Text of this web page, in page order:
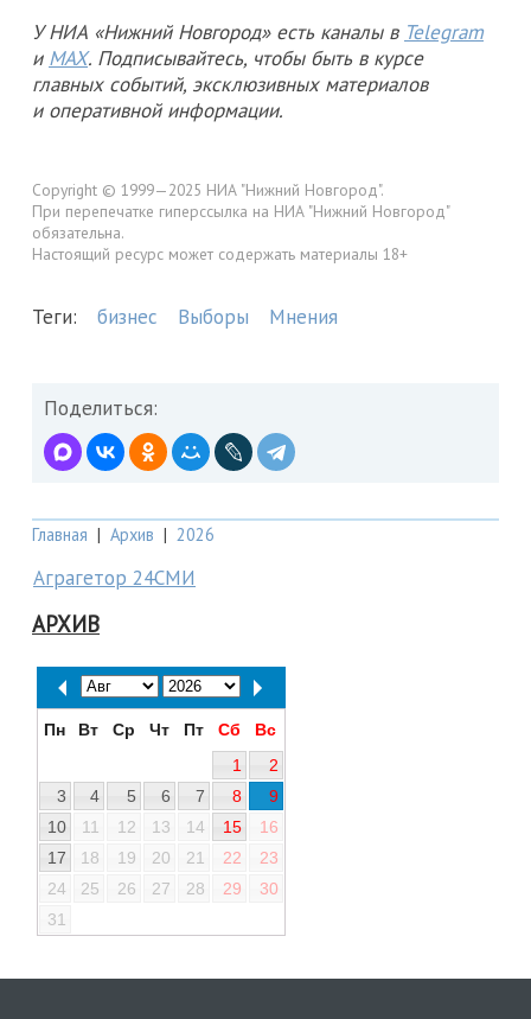
У НИА «Нижний Новгород» есть каналы в Telegram
и MAX. Подписывайтесь, чтобы быть в курсе
главных событий, эксклюзивных материалов
и оперативной информации.
Copyright © 1999—2025 НИА "Нижний Новгород".
При перепечатке гиперссылка на НИА "Нижний Новгород"
обязательна.
Настоящий ресурс может содержать материалы 18+
Теги: бизнес Выборы Мнения
Поделиться:
Главная | Архив | 2026
Аграгетор 24СМИ
АРХИВ
Пн Вт Ср Чт Пт Сб
Вс
1
2
3
4 5 6 7 8
9
10
11 12 13 14 15
16
17
18 19 20 21 22
23
24
25 26 27 28 29
30
31